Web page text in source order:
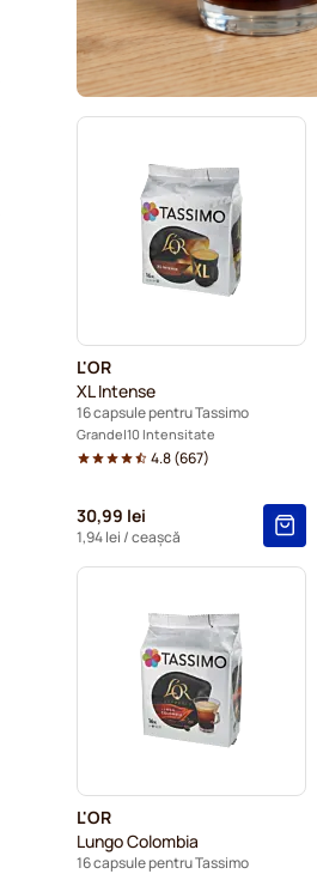
L'OR
XL Intense
16 capsule pentru Tassimo
Grande 10 Intensitate
4.8(667)
30,99 lei
1,94 lei / ceașcă
L'OR
Lungo Colombia
16 capsule pentru Tassimo